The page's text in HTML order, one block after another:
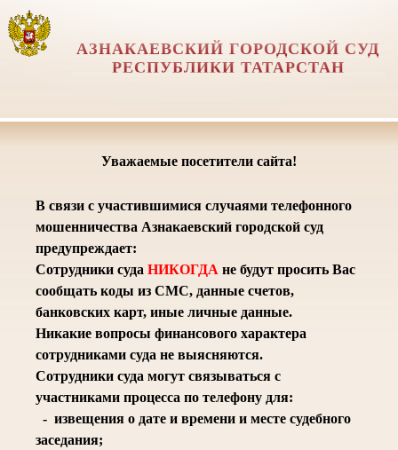
АЗНАКАЕВСКИЙ ГОРОДСКОЙ СУД
РЕСПУБЛИКИ ТАТАРСТАН
Уважаемые посетители сайта!
В связи с участившимися случаями телефонного
мошенничества Азнакаевский городской суд
предупреждает:
Сотрудники суда НИКОГДА не будут просить Вас
сообщать коды из СМС, данные счетов,
банковских карт, иные личные данные.
Никакие вопросы финансового характера
сотрудниками суда не выясняются.
Сотрудники суда могут связываться с
участниками процесса по телефону для:
- извещения о дате и времени и месте судебного
заседания;